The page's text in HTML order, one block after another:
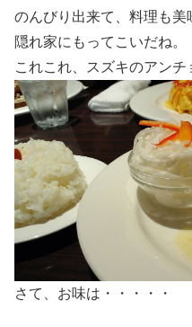
のんびり出来て、料理も美
隠れ家にもってこいだね。
これこれ、スズキのアン
さて、お味は・・・・・